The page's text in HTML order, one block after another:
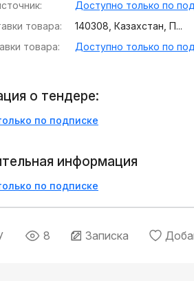
Доступно только по
товара:
140308, Казахстан, П...
товара:
Доступно только по
о тендере:
по подписке
информация
по подписке
8 Записка